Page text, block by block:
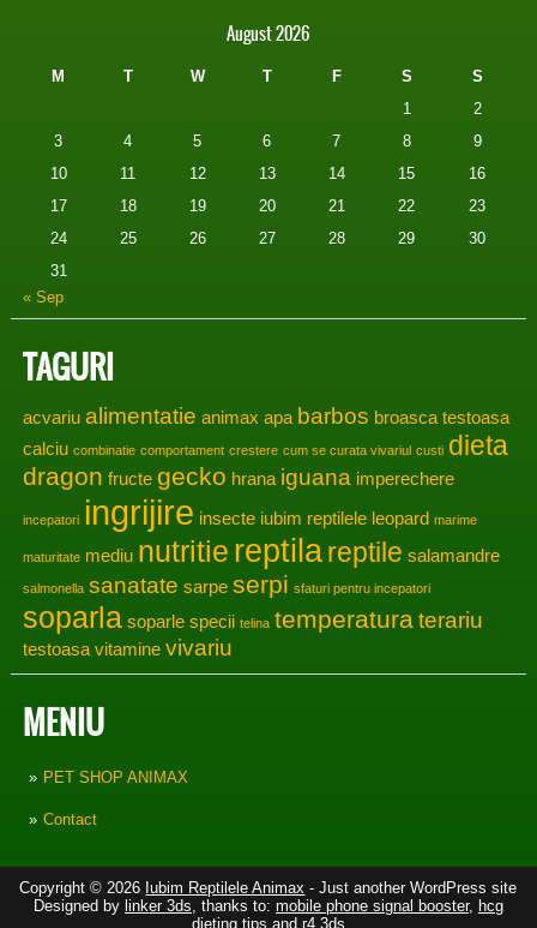
August 2026
M T W T F S
S
1
2
3
4 5 6 7 8
9
10
11 12 13 14 15
16
17
18 19 20 21 22
23
24
25 26 27 28 29
30
31
« Sep
TAGURI
acvariu alimentatie animax apa barbos broasca testoasa
calciu combinatie comportament crestere cum se curata vivariul custi dieta
dragon fructe gecko hrana iguana imperechere
incepatori ingrijire insecte iubim reptilele leopard marime
maturitate mediu nutritie reptilareptile salamandre
salmonella sanatate sarpe serpi sfaturi pentru incepatori
soparla soparle specii telina temperaturaterariu
testoasa vitamine vivariu
MENIU
PET SHOP ANIMAX
Contact
Copyright © 2026 Iubim Reptilele Animax - Just another WordPress site
Designed by linker 3ds, thanks to: mobile phone signal booster, hcg
dieting tips and r4 3ds